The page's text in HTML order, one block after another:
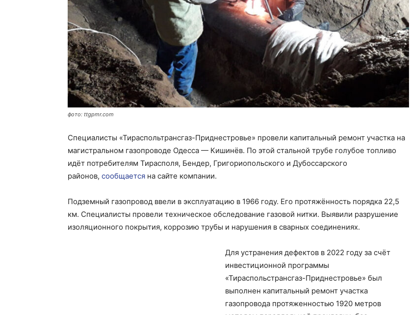
фото: ttgpmr.com
Специалисты «Тираспольтрансгаз-Приднестровье» провели капитальный ремонт участка на
магистральном газопроводе Одесса — Кишинёв. По этой стальной трубе голубое топливо
идёт потребителям Тирасполя, Бендер, Григориопольского и Дубоссарского
районов, сообщается на сайте компании.
Подземный газопровод ввели в эксплуатацию в 1966 году. Его протяжённость порядка 22,5
км. Специалисты провели техническое обследование газовой нитки. Выявили разрушение
изоляционного покрытия, коррозию трубы и нарушения в сварных соединениях.
Для устранения дефектов в 2022 году за счёт
инвестиционной программы
«Тираспольстрансгаз-Приднестровье» был
выполнен капитальный ремонт участка
газопровода протяженностью 1920 метров